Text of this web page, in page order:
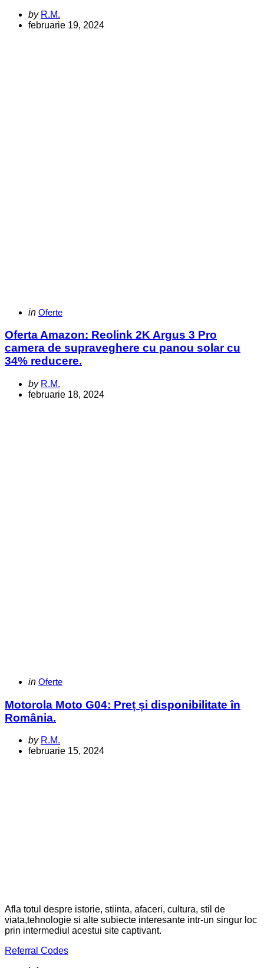
Posted
by
by R.M.
februarie 19, 2024
Categories
Posted
in Oferte
Oferta Amazon: Reolink 2K Argus 3 Pro
camera de supraveghere cu panou solar cu
34% reducere.
Posted
by
by R.M.
februarie 18, 2024
Categories
Posted
in Oferte
Motorola Moto G04: Preț și disponibilitate în
România.
Posted
by
by R.M.
februarie 15, 2024
Afla totul despre istorie, stiinta, afaceri, cultura, stil de
viata,tehnologie si alte subiecte interesante intr-un singur loc
prin intermediul acestui site captivant.
Referral Codes